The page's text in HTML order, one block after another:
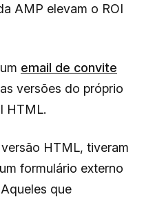
AMP elevam o ROI
email de convite
versões do próprio
HTML.
HTML, tiveram
formulário externo
que